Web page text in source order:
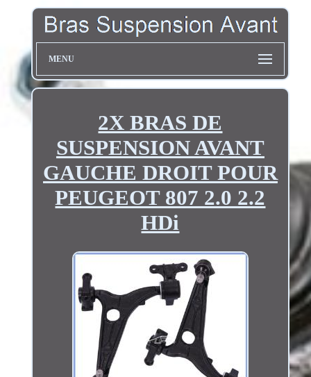
MENU
2X BRAS DE
SUSPENSION AVANT
GAUCHE DROIT POUR
PEUGEOT 807 2.0 2.2
HDi